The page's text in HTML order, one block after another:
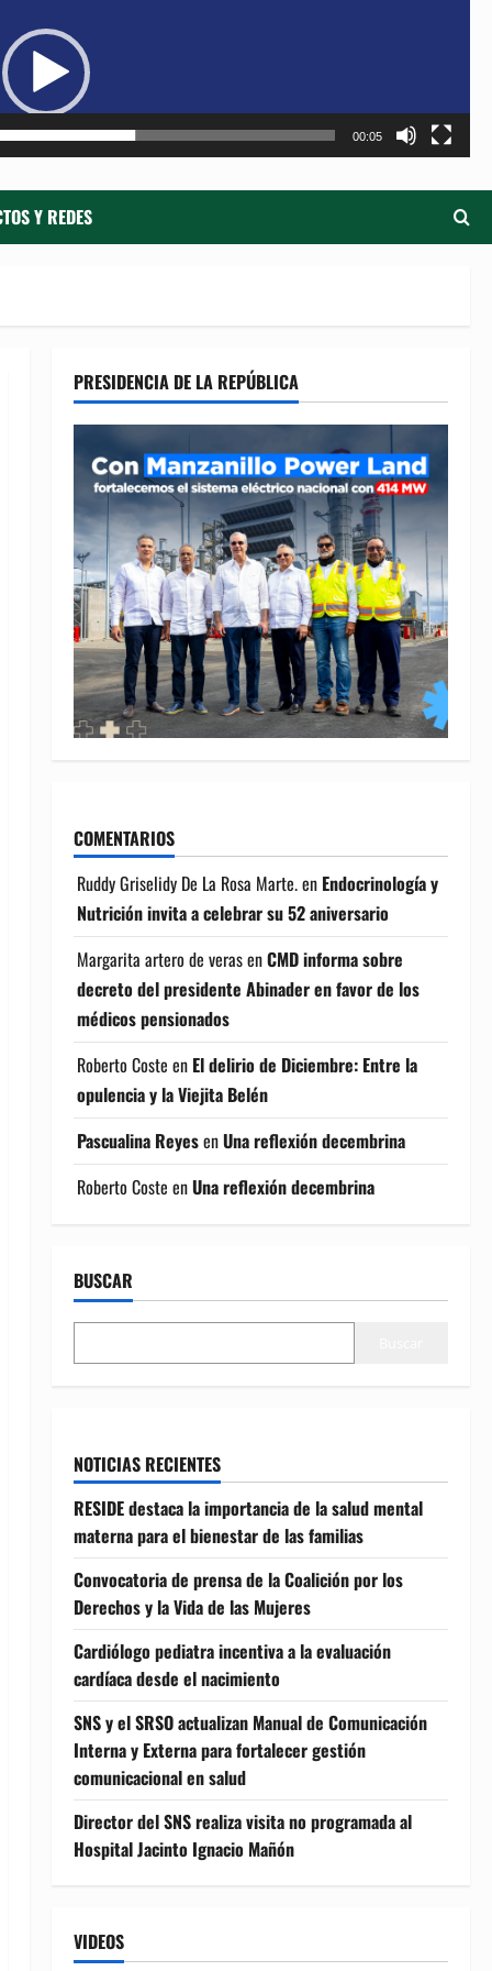
00:05
Y REDES
PRESIDENCIA DE LA REPÚBLICA
COMENTARIOS
Ruddy Griselidy De La Rosa Marte.en Endocrinología y
Nutrición invita a celebrar su 52 aniversario
Margarita artero de verasenCMD informa sobre
decreto del presidente Abinader en favor de los
médicos pensionados
Roberto Coste en El delirio de Diciembre: Entre la
opulencia y la Viejita Belén
Pascualina ReyesenUna reflexión decembrina
Roberto Coste enUna reflexión decembrina
BUSCAR
NOTICIAS RECIENTES
RESIDE destaca la importancia de la salud mental
materna para el bienestar de las familias
Convocatoria de prensa de la Coalición por los
Derechos y la Vida de las Mujeres
Cardiólogo pediatra incentiva a la evaluación
cardíaca desde el nacimiento
SNS y el SRSO actualizan Manual de Comunicación
Interna y Externa para fortalecer gestión
comunicacional en salud
Director del SNS realiza visita no programada al
Hospital Jacinto Ignacio Mañón
VIDEOS